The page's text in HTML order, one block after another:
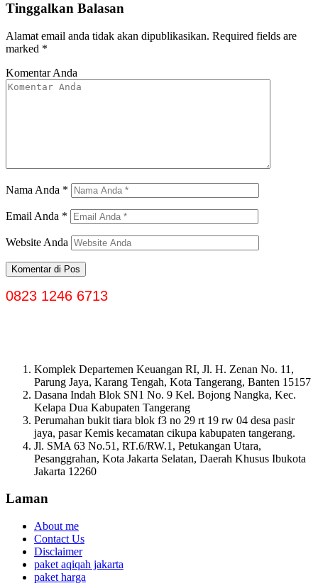
Tinggalkan Balasan
Alamat email anda tidak akan dipublikasikan. Required fields are
marked *
Komentar Anda
Nama Anda *
Email Anda *
Website Anda
0823 1246 6713
Komplek Departemen Keuangan RI, Jl. H. Zenan No. 11,
Parung Jaya, Karang Tengah, Kota Tangerang, Banten 15157
Dasana Indah Blok SN1 No. 9 Kel. Bojong Nangka, Kec.
Kelapa Dua Kabupaten Tangerang
Perumahan bukit tiara blok f3 no 29 rt 19 rw 04 desa pasir
jaya, pasar Kemis kecamatan cikupa kabupaten tangerang.
Jl. SMA 63 No.51, RT.6/RW.1, Petukangan Utara,
Pesanggrahan, Kota Jakarta Selatan, Daerah Khusus Ibukota
Jakarta 12260
Laman
About me
Contact Us
Disclaimer
paket aqiqah jakarta
paket harga